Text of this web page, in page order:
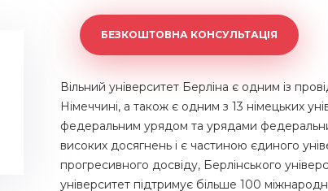
БЕЗКОШТОВНА КОНСУЛЬТАЦІЯ
Вільний університет Берліна є одним із
Німеччині, а також є одним з 13 німецьких
федеральним урядом та урядами
високих досягнень і є частиною єдиного
прогресивного досвіду, Берлінського
університет підтримує більше 100